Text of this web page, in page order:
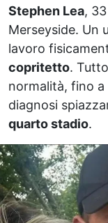
Stephen Lea,
Merseyside. Un
lavoro
copritetto.
normalità, fino
diagnosi
quarto stadio.